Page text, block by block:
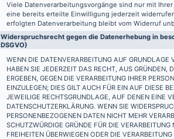
Viele Datenverarbeitungsvorgänge sind nur mit
eine bereits erteilte Einwilligung jederzeit
erfolgten Datenverarbeitung bleibt vom Widerruf
Widerspruchsrecht gegen die Datenerhebung in
DSGVO)
WENN DIE DATENVERARBEITUNG AUF
HABEN SIE JEDERZEIT DAS RECHT, AUS GRÜNDEN,
ERGEBEN, GEGEN DIE VERARBEITUNG IHRER
EINZULEGEN; DIES GILT AUCH FÜR EIN AUF DIESE
JEWEILIGE RECHTSGRUNDLAGE, AUF DENEN EINE
DATENSCHUTZERKLÄRUNG. WENN SIE
PERSONENBEZOGENEN DATEN NICHT MEHR
SCHUTZWÜRDIGE GRÜNDE FÜR DIE
FREIHEITEN ÜBERWIEGEN ODER DIE